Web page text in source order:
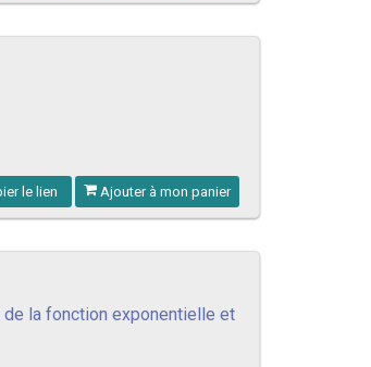
le lien Ajouter à mon panier
la fonction exponentielle et